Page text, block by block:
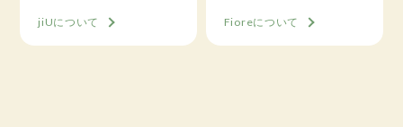
jiUについて Fioreについて